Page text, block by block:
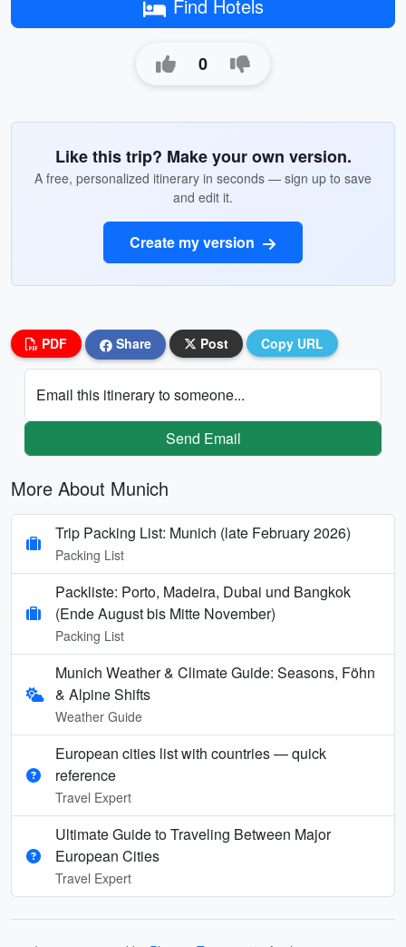
Find Hotels
0
Like this trip? Make your own version.
A free, personalized itinerary in seconds — sign up to save
and edit it.
Create my version
PDF Share Post Copy URL
Email this itinerary to someone...
Send Email
More About Munich
Trip Packing List: Munich (late February 2026)
Packing List
Packliste: Porto, Madeira, Dubai und Bangkok
(Ende August bis Mitte November)
Packing List
Munich Weather & Climate Guide: Seasons, Föhn
& Alpine Shifts
Weather Guide
European cities list with countries — quick
reference
Travel Expert
Ultimate Guide to Traveling Between Major
European Cities
Travel Expert